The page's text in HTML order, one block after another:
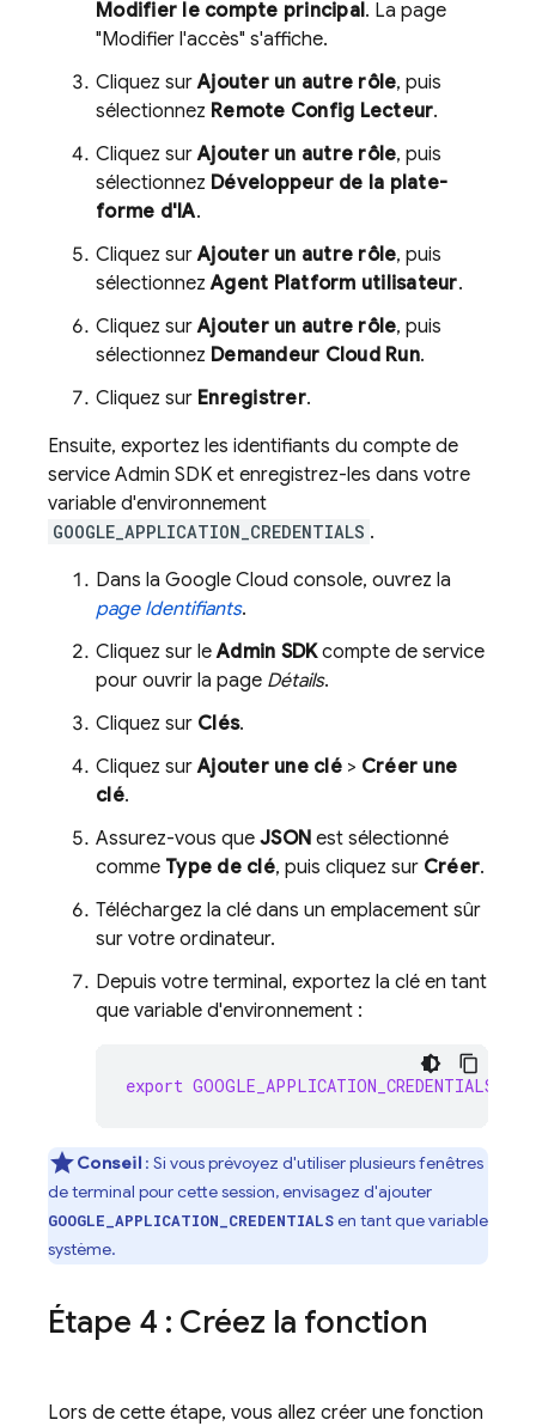
Modifier le compte principal. La page
"Modifier l'accès" s'affiche.
Cliquez surAjouter un autre rôle, puis
sélectionnez Remote Config Lecteur.
Cliquez surAjouter un autre rôle, puis
sélectionnez Développeur de la plate-
forme d'IA.
Cliquez surAjouter un autre rôle, puis
sélectionnezAgent Platform utilisateur.
Cliquez surAjouter un autre rôle, puis
sélectionnez Demandeur Cloud Run.
Cliquez sur Enregistrer.
Ensuite, exportez les identifiants du compte de
service Admin SDK et enregistrez-les dans votre
variable d'environnement
GOOGLE_APPLICATION_CREDENTIALS .
Dans la Google Cloud console, ouvrez la
page Identifiants.
Cliquez sur leAdmin SDKcompte de service
pour ouvrir la page Détails.
Cliquez sur Clés.
Cliquez surAjouter une clé> Créer une
clé.
Assurez-vous que JSON est sélectionné
comme Type de clé, puis cliquez sur Créer.
Téléchargez la clé dans un emplacement sûr
sur votre ordinateur.
Depuis votre terminal, exportez la clé en tant
que variable d'environnement :
export GOOGLE_APPLICATION_CREDENTIALS
Conseil: Si vous prévoyez d'utiliser plusieurs fenêtres
de terminal pour cette session, envisagez d'ajouter
GOOGLE_APPLICATION_CREDENTIALSen tant que variable
système.
Étape 4 : Créez la fonction
Lors de cette étape, vous allez créer une fonction